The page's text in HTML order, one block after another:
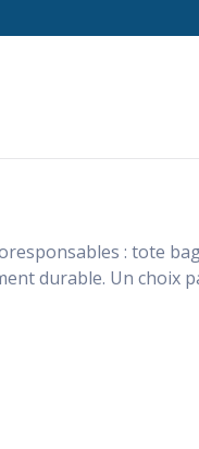
: tote
durable. Un choix